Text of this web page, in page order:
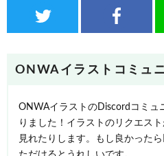
ONWAイラストコミュ
ONWAイラストのDiscordコミュ
りました！イラストのリクエス
見れたりします。もし良かった